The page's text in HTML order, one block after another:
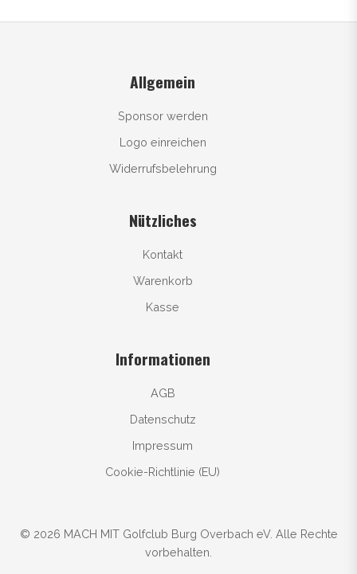
Allgemein
Sponsor werden
Logo einreichen
Widerrufsbelehrung
Nützliches
Kontakt
Warenkorb
Kasse
Informationen
AGB
Datenschutz
Impressum
Cookie-Richtlinie (EU)
© 2026 MACH MIT Golfclub Burg Overbach eV. Alle Rechte
vorbehalten.